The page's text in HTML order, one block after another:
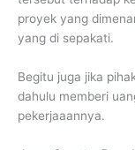
proyek yang
yang di sepakati.
Begitu juga jika
dahulu memberi
pekerjaaannya.